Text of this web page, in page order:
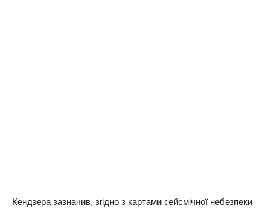
Кендзера зазначив, згідно з картами сейсмічної небезпеки